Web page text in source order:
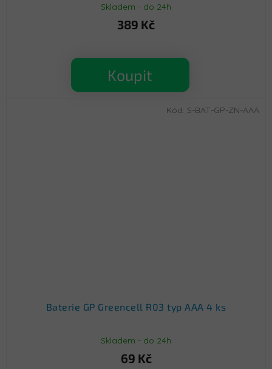
Skladem - do 24h
389 Kč
Koupit
Baterie GP Greencell R03 typ AAA 4 ks
Skladem - do 24h
69 Kč
Kód: S-BAT-GP-ZN-AAA